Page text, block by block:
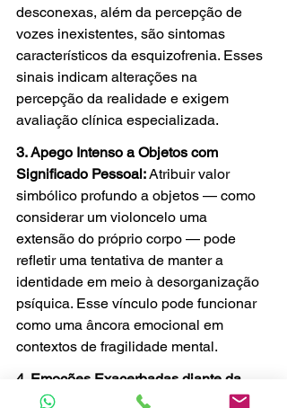
desconexas, além da percepção de
vozes inexistentes, são sintomas
característicos da esquizofrenia. Esses
sinais indicam alterações na
percepção da realidade e exigem
avaliação clínica especializada.
3. Apego Intenso a Objetos com
Significado Pessoal: Atribuir valor
simbólico profundo a objetos — como
considerar um violoncelo uma
extensão do próprio corpo — pode
refletir uma tentativa de manter a
identidade em meio à desorganização
psíquica. Esse vínculo pode funcionar
como uma âncora emocional em
contextos de fragilidade mental.
4. Emoções Exacerbadas diante da
Arte: Reações emocionais intensas a